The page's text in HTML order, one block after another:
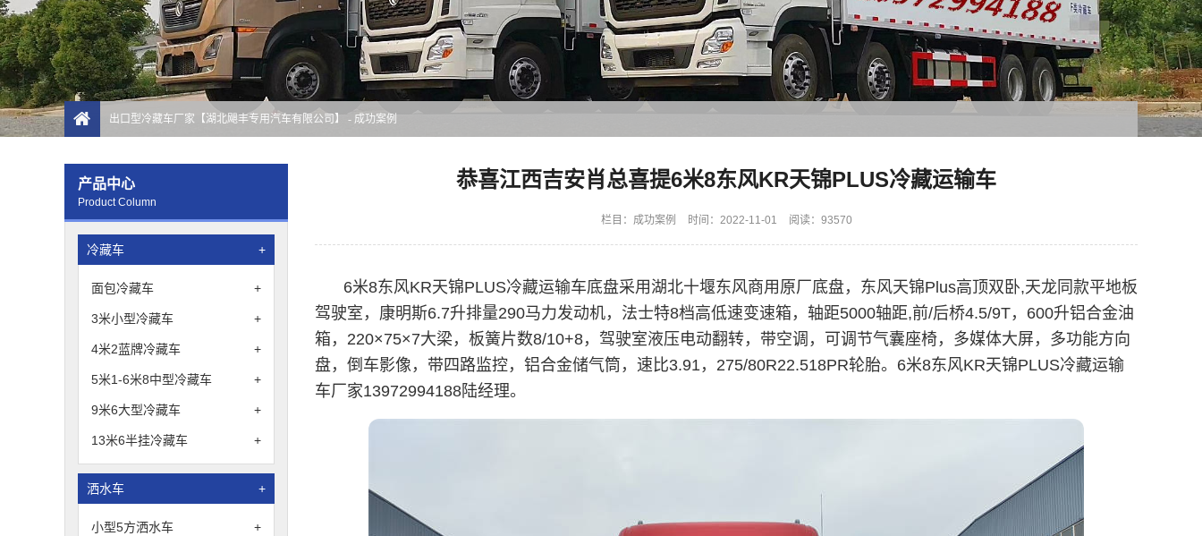
出口型冷藏车厂家【湖北飓丰专用汽车有限公司】 - 成功案例
产品中心
Product Column
冷藏车 +
面包冷藏车 +
3米小型冷藏车 +
4米2蓝牌冷藏车 +
5米1-6米8中型冷藏车 +
9米6大型冷藏车 +
13米6半挂冷藏车 +
洒水车 +
小型5方洒水车 +
恭喜江西吉安肖总喜提6米8东风KR天锦PLUS冷藏运输车
栏目： 成功案例 时间：2022-11-01 阅读：93570
6米8东风KR天锦PLUS冷藏运输车底盘采用湖北十堰东风商用原厂底盘，东风天锦Plus高顶双卧,天龙同款平地板
驾驶室，康明斯6.7升排量290马力发动机，法士特8档高低速变速箱，轴距5000轴距,前/后桥4.5/9T，600升铝合金油
箱，220×75×7大梁，板簧片数8/10+8，驾驶室液压电动翻转，带空调，可调节气囊座椅，多媒体大屏，多功能方向
盘，倒车影像，带四路监控，铝合金储气筒，速比3.91，275/80R22.518PR轮胎。6米8东风KR天锦PLUS冷藏运输
车厂家13972994188陆经理。